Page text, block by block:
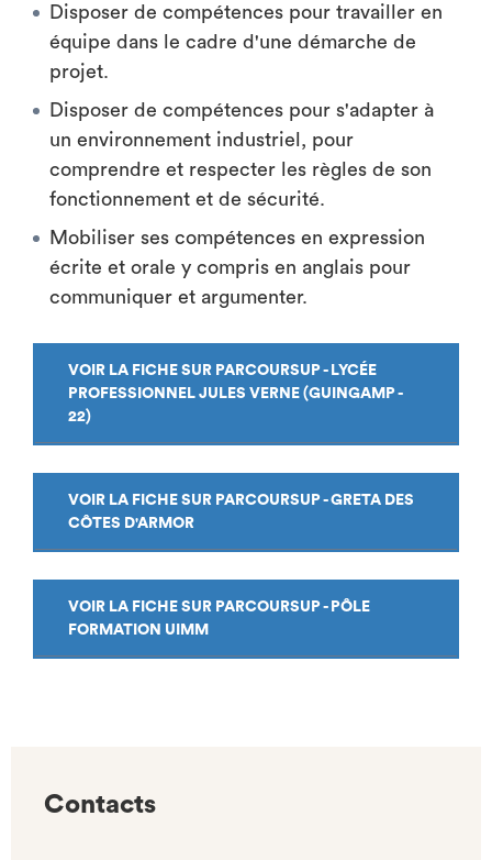
Disposer de compétences pour travailler en
équipe dans le cadre d'une démarche de
projet.
Disposer de compétences pour s'adapter à
un environnement industriel, pour
comprendre et respecter les règles de son
fonctionnement et de sécurité.
Mobiliser ses compétences en expression
écrite et orale y compris en anglais pour
communiquer et argumenter.
VOIR LA FICHE SUR PARCOURSUP - LYCÉE
PROFESSIONNEL JULES VERNE (GUINGAMP -
22)
VOIR LA FICHE SUR PARCOURSUP - GRETA DES
CÔTES D'ARMOR
VOIR LA FICHE SUR PARCOURSUP - PÔLE
FORMATION UIMM
Contacts